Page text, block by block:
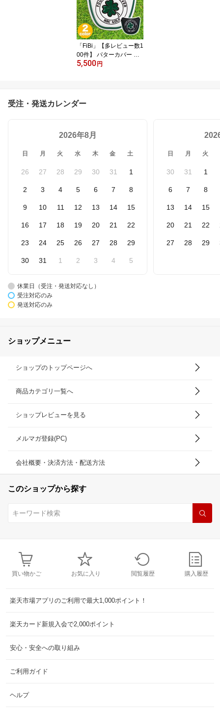
ゃれ 小 パター カバー パ
ター用 ホルダー (オデッ
セイ) ヘッドカバー ゴル
フ
「FiBi」【多レビュー数1
00件】 パターカバー ク
ローバー マレットタイプ
ー カバー パター用 (オデ
ッセイ) ヘッドカバー ゴ
5,500円
受注・発送カレンダー
2026年8月
日 月 火 水 木 金 土
26 27 28 29 30 31 1
2 3 4 5 6 7 8
9 10 11 12 13 14 15
16 17 18 19 20 21 22
23 24 25 26 27 28 29
30 31 1 2 3 4 5
日 月 火
30 31 1
6 7 8
13 14 15
20 21 22
27 28 29
休業日（受注・発送対応なし）
受注対応のみ
発送対応のみ
ショップメニュー
ショップのトップページへ
商品カテゴリ一覧へ
ショップレビューを見る
メルマガ登録(PC)
会社概要・決済方法・配送方法
このショップから探す
買い物かご お気に入り 閲覧履歴 購入履歴
楽天市場アプリのご利用で最大1,000ポイント！
楽天カード新規入会で2,000ポイント
安心・安全への取り組み
ご利用ガイド
ヘルプ